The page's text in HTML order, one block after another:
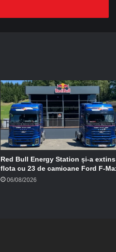
Red Bull Energy Station și-a extins
flota cu 23 de camioane Ford F-
06/08/2026